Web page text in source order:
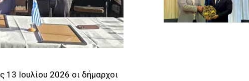
Ιουλίου 2026 οι δήμαρχοι